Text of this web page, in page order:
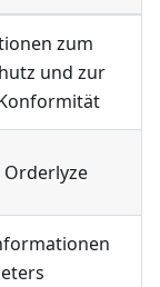
zum
und zur
Orderlyze